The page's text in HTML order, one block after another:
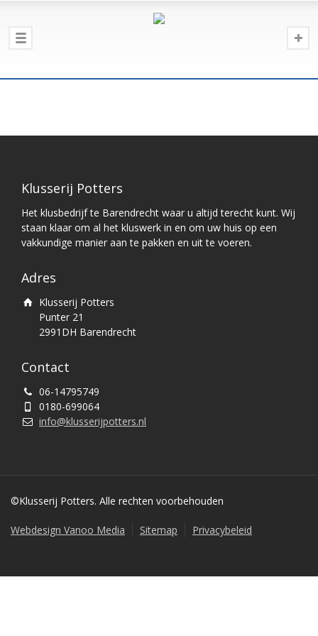
Klusserij Potters
Het klusbedrijf te Barendrecht waar u altijd terecht kunt. Wij
staan klaar om al het kluswerk in en om uw huis op een
vakkundige manier aan te pakken en uit te voeren.
Adres
Klusserij Potters
Punter 21
2991DH Barendrecht
Contact
06-14795749
0180-699064
info@klusserijpotters.nl
©Klusserij Potters. Alle rechten voorbehouden
Webdesign Vanoo Media Sitemap Privacybeleid